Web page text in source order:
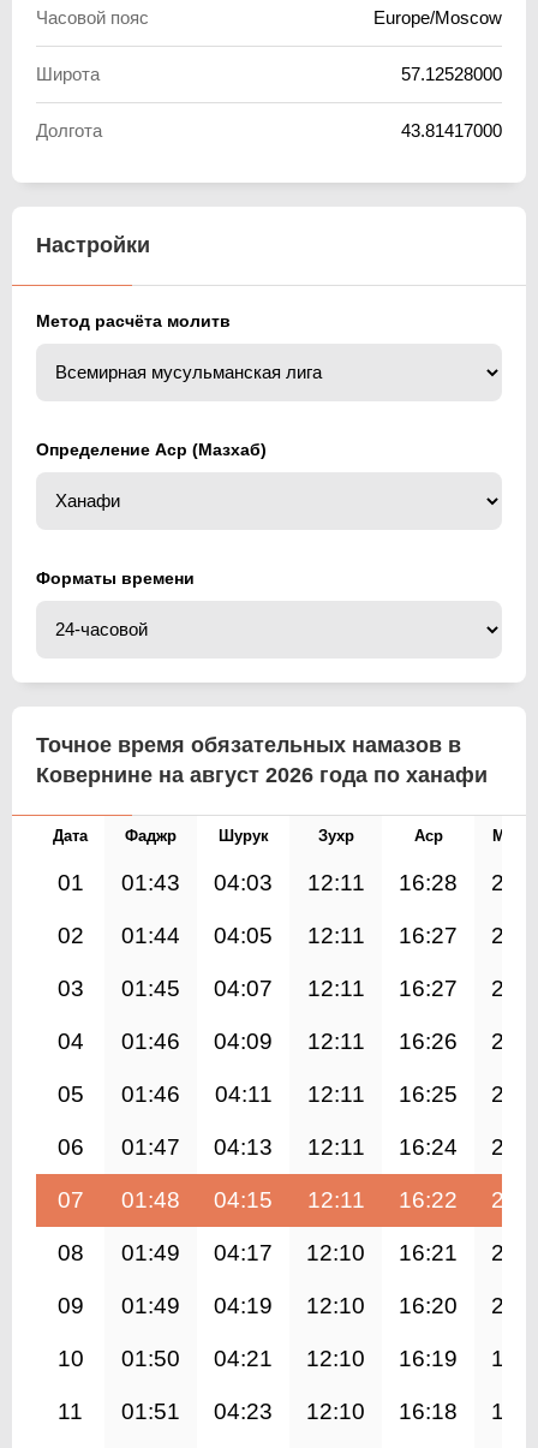
Часовой пояс Europe/Moscow
Широта 57.12528000
Долгота 43.81417000
Настройки
Метод расчёта молитв
Определение Аср (Мазхаб)
Форматы времени
Точное время обязательных намазов в
Ковернине на август 2026 года по ханафи
Дата Фаджр Шурук Зухр Аср
01 01:43 04:03 12:11 16:28
02 01:44 04:05 12:11 16:27
03 01:45 04:07 12:11 16:27
04 01:46 04:09 12:11 16:26
05 01:46 04:11 12:11 16:25
06 01:47 04:13 12:11 16:24
07 01:48 04:15 12:11 16:22
08 01:49 04:17 12:10 16:21
09 01:49 04:19 12:10 16:20
10 01:50 04:21 12:10 16:19
11 01:51 04:23 12:10 16:18